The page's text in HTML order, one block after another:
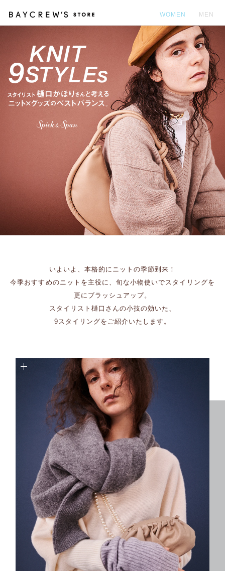
WOMEN MEN
いよいよ、本格的にニットの季節到来！
今季おすすめのニットを主役に、旬な小物使いでスタイリングを
更にブラッシュアップ。
スタイリスト樋口さんの小技の効いた、
9スタイリングをご紹介いたします。
ウールカシミヤ タートルネックプルオーバー
￥2,860(税込) 80%OFF
【ATON/エイトン】 MODAL SILK TURTLENECK
￥18,700(税込)
レーヨンツイルスリムフレアパンツ
￥3,300(税込) 80%OFF
【MANTAS EZCARAY /マンタスエスカライ】 モヘヤストー
ル35*170
￥12,320(税込) 30%OFF
【ADER Bijoux / アデル】 CUTSTEEL cheval brooch
￥11,550(税込) 30%OFF